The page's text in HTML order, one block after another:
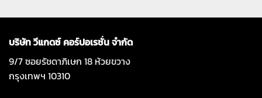
บริษัท วีแกดซ์ คอร์ปอเรชั่น จำกัด
9/7 ซอยรัชดาภิเษก 18 ห้วยขวาง
กรุงเทพฯ 10310